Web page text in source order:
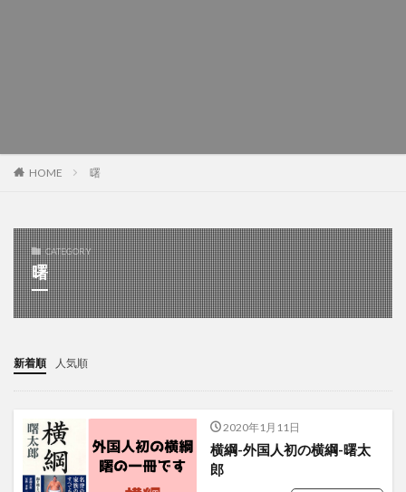
HOME 曙
CATEGORY
曙
新着順 人気順
2020年1月11日
横綱-外国人初の横綱-曙太
郎